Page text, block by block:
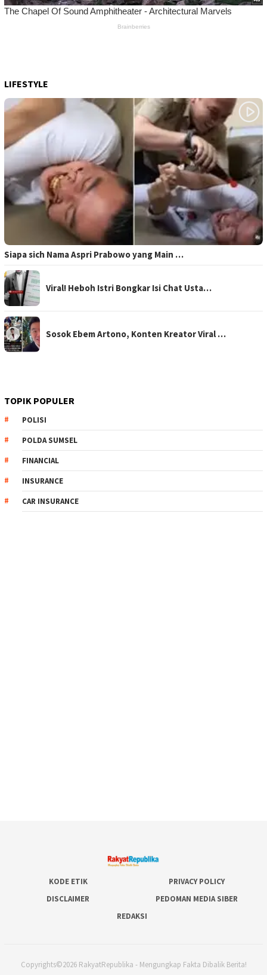
LIFESTYLE
Siapa sich Nama Aspri Prabowo yang Main …
Viral! Heboh Istri Bongkar Isi Chat Usta…
Sosok Ebem Artono, Konten Kreator Viral …
TOPIK POPULER
POLISI
POLDA SUMSEL
FINANCIAL
INSURANCE
CAR INSURANCE
KODE ETIK
PRIVACY POLICY
DISCLAIMER
PEDOMAN MEDIA SIBER
REDAKSI
Copyrights©2026 RakyatRepublika - Mengungkap Fakta Dibalik Berita!